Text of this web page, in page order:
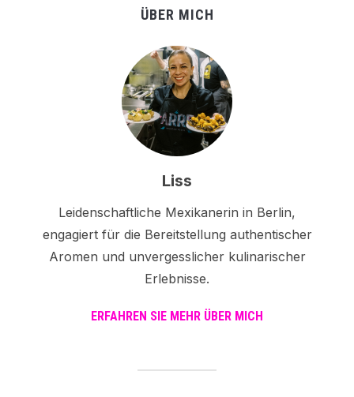
ÜBER MICH
Liss
Leidenschaftliche Mexikanerin in Berlin,
engagiert für die Bereitstellung authentischer
Aromen und unvergesslicher kulinarischer
Erlebnisse.
ERFAHREN SIE MEHR ÜBER MICH